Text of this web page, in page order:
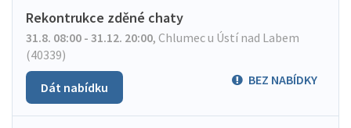
Rekontrukce zděné chaty
31.8. 08:00 - 31.12. 20:00, Chlumec u Ústí nad Labem
(40339)
BEZ NABÍDKY
Dát nabídku